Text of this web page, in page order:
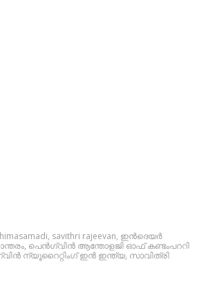
himasamadi, savithri rajeevan, ഇന്‍ദെയര്‍
, പെന്‍ഗ്വിന്‍ ആന്തോളജി ഓഫ് കണ്ടംപററി
ന്യൂറൈറ്റിംഗ് ഇന്‍ ഇന്ത്യ, സാവിത്രി